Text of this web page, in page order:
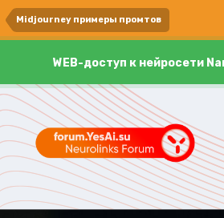
Midjourney примеры промтов
WEB-доступ к нейросети